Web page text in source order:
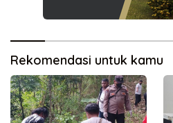
Rekomendasi untuk kamu